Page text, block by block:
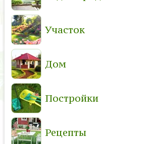
Участок
Дом
Постройки
Рецепты